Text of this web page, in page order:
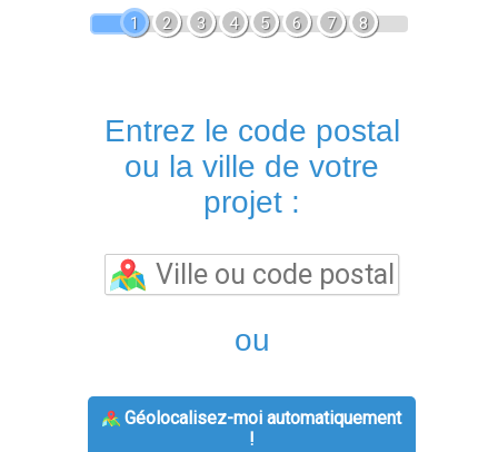
1 2 3 4 5 6 7 8
Entrez le code postal
ou la ville de votre
projet :
ou
Géolocalisez-moi automatiquement
!